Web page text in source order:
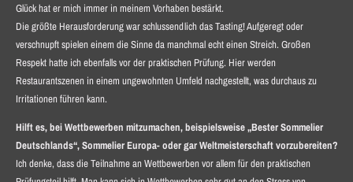
Glück hat er mich immer in meinem Vorhaben bestärkt.
Die größte Herausforderung war schlussendlich das Tasting! Aufgeregt oder
verschnupft spielen einem die Sinne da manchmal echt einen Streich. Großen
Respekt hatte ich ebenfalls vor der praktischen Prüfung. Hier werden
Restaurantszenen in einem ungewohnten Umfeld nachgestellt, was durchaus zu
Irritationen führen kann.
Hilft es, bei Wettbewerben mitzumachen, beispielsweise „Bester Sommelier
Deutschlands“, Sommelier Europa- oder gar Weltmeisterschaft vorzubereiten?
Ich denke, dass die Teilnahme an Wettbewerben vor allem für den praktischen